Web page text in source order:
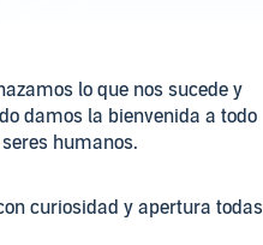
lo que nos sucede y
damos la bienvenida a todo
humanos.
curiosidad y apertura todas
y David del Rosario nos